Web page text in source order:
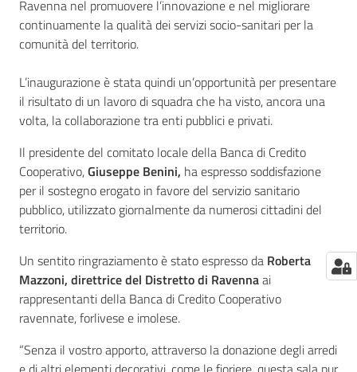
Ravenna nel promuovere l’innovazione e nel migliorare
continuamente la qualità dei servizi socio-sanitari per la
comunità del territorio.
L’inaugurazione è stata quindi un’opportunità per presentare
il risultato di un lavoro di squadra che ha visto, ancora una
volta, la collaborazione tra enti pubblici e privati.
Il presidente del comitato locale della Banca di Credito
Cooperativo,Giuseppe Benini, ha espresso soddisfazione
per il sostegno erogato in favore del servizio sanitario
pubblico, utilizzato giornalmente da numerosi cittadini del
territorio.
Un sentito ringraziamento è stato espresso da Roberta
Mazzoni, direttrice del Distretto di Ravennaai
rappresentanti della Banca di Credito Cooperativo
ravennate, forlivese e imolese.
“Senza il vostro apporto, attraverso la donazione degli arredi